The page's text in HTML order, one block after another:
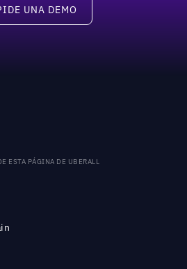
demo
UNA DEMO
ESTA PÁGINA DE UBERALL